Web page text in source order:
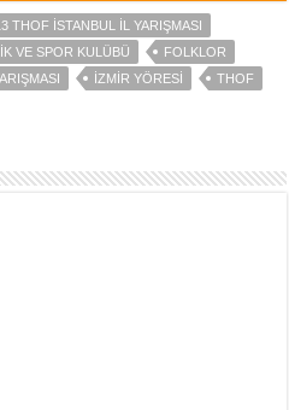
THOF ISTANBUL IL YARIŞMASI
VE SPOR KULÜBÜ
FOLKLOR
IZMIR YÖRESI
THOF